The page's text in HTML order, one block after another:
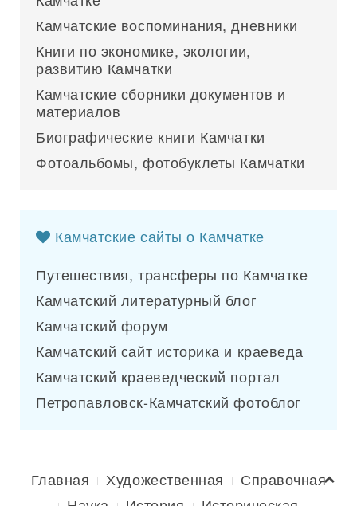
Камчатские воспоминания, дневники
Книги по экономике, экологии,
развитию Камчатки
Камчатские сборники документов и
материалов
Биографические книги Камчатки
Фотоальбомы, фотобуклеты Камчатки
Камчатские сайты о Камчатке
Путешествия, трансферы по Камчатке
Камчатский литературный блог
Камчатский форум
Камчатский сайт историка и краеведа
Камчатский краеведческий портал
Петропавловск-Камчатский фотоблог
Главная Художественная
Справочная